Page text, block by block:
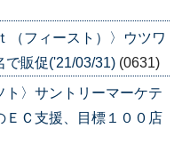
（フィースト）〉ウツワ
で販促('21/03/31) (0631)
〉サントリーマーケテ
ＥＣ支援、目標１００店